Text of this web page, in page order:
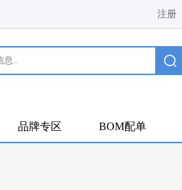
注册
品牌专区 BOM配单